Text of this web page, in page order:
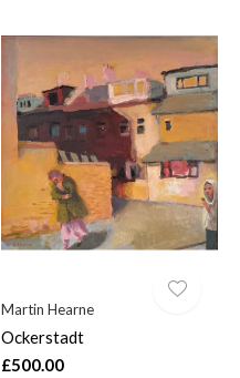
Martin Hearne
Ockerstadt
£500.00